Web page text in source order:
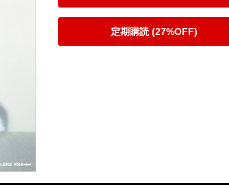
定期購読 (27%OFF)